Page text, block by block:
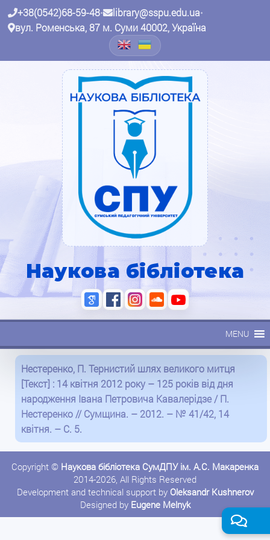
+38(0542)68-59-48• library@sspu.edu.ua•
вул. Роменська, 87 м. Суми 40002, Україна
Наукова бібліотека
MENU
Нестеренко, П. Тернистий шлях великого митця
[Текст] : 14 квітня 2012 року – 125 років від дня
народження Івана Петровича Кавалерідзе / П.
Нестеренко // Сумщина. – 2012. – № 41/42, 14
квітня. – С. 5.
Copyright © Наукова бібліотека СумДПУ ім. А.С. Макаренка
2014-2026, All Rights Reserved
Development and technical support by Oleksandr Kushnerov
Designed by Eugene Melnyk